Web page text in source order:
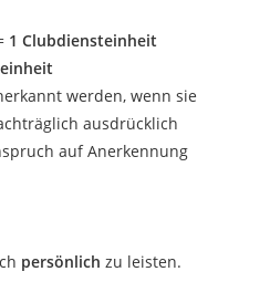
1 Clubdiensteinheit
werden, wenn sie
ausdrücklich
auf Anerkennung
persönlich zu leisten.